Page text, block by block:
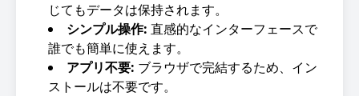
じてもデータは保持されます。
シンプル操作: 直感的なインターフェースで
誰でも簡単に使えます。
アプリ不要: ブラウザで完結するため、イン
ストールは不要です。